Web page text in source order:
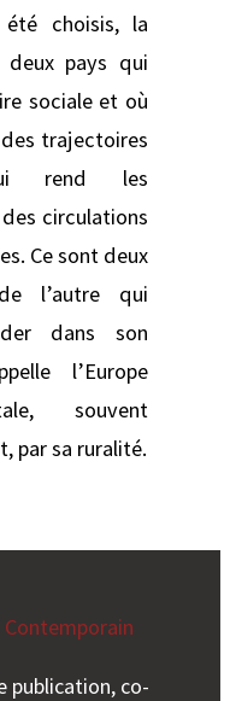
choisis, la
deux pays qui
sociale et où
trajectoires
rend les
circulations
Ce sont deux
l’autre qui
dans son
l’Europe
souvent
par sa ruralité.
publication, co-